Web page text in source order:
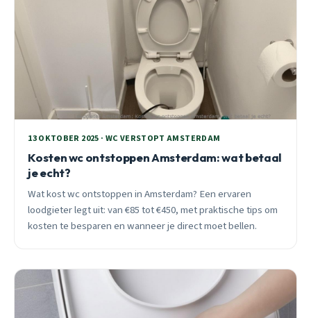
13 OKTOBER 2025 · WC VERSTOPT AMSTERDAM
Kosten wc ontstoppen Amsterdam: wat betaal
je echt?
Wat kost wc ontstoppen in Amsterdam? Een ervaren
loodgieter legt uit: van €85 tot €450, met praktische tips om
kosten te besparen en wanneer je direct moet bellen.